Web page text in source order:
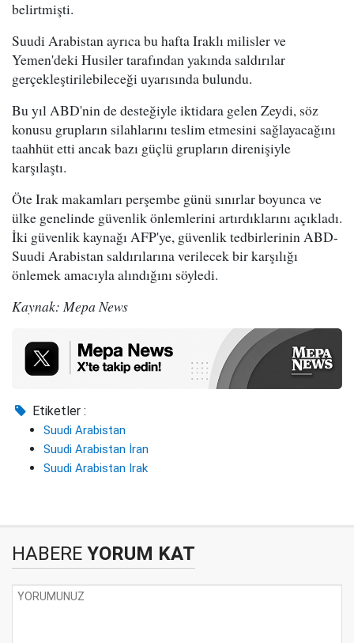
belirtmişti.
Suudi Arabistan ayrıca bu hafta Iraklı milisler ve
Yemen'deki Husiler tarafından yakında saldırılar
gerçekleştirilebileceği uyarısında bulundu.
Bu yıl ABD'nin de desteğiyle iktidara gelen Zeydi, söz
konusu grupların silahlarını teslim etmesini sağlayacağını
taahhüt etti ancak bazı güçlü grupların direnişiyle
karşılaştı.
Öte Irak makamları perşembe günü sınırlar boyunca ve
ülke genelinde güvenlik önlemlerini artırdıklarını açıkladı.
İki güvenlik kaynağı AFP'ye, güvenlik tedbirlerinin ABD-
Suudi Arabistan saldırılarına verilecek bir karşılığı
önlemek amacıyla alındığını söyledi.
Kaynak: Mepa News
Etiketler :
Suudi Arabistan
Suudi Arabistan İran
Suudi Arabistan Irak
HABERE YORUM KAT